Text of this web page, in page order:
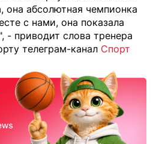
она абсолютная чемпионка
с нами, она показала
- приводит слова тренера
телеграм-канал Спорт